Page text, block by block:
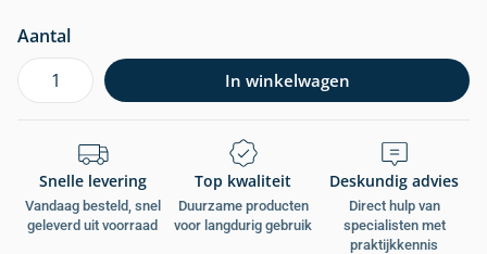
Aantal
In winkelwagen
Snelle levering
Vandaag besteld, snel
geleverd uit voorraad
Top kwaliteit
Duurzame producten
voor langdurig gebruik
Deskundig advies
Direct hulp van
specialisten met
praktijkkennis